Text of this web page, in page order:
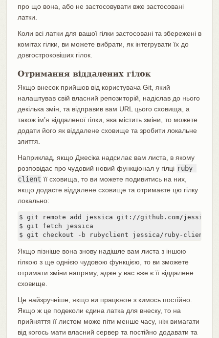
про що вона, або не застосовувати вже застосовані
латки.
Коли всі латки для вашої гілки застосовані та збережені в
комітах гілки, ви можете вибрати, як інтегрувати їх до
довгостроковіших гілок.
Отримання віддалених гілок
Якщо внесок прийшов від користувача Git, який
налаштував свій власний репозиторій, надіслав до нього
декілька змін, та відправив вам URL цього сховища, а
також ім’я віддаленої гілки, яка містить зміни, то можете
додати його як віддалене сховище та зробити локальне
злиття.
Наприклад, якщо Джесіка надсилає вам листа, в якому
розповідає про чудовий новий функціонал у гілці ruby-
client її сховища, то ви можете подивитись на них,
якщо додасте віддалене сховище та отримаєте цю гілку
локально:
$ git remote add jessica git://github.com/jessica/
$ git fetch jessica
$ git checkout -b rubyclient jessica/ruby-client
Якщо пізніше вона знову надішле вам листа з іншою
гілкою з ще однією чудовою функцією, то ви зможете
отримати зміни напряму, адже у вас вже є її віддалене
сховище.
Це найзручніше, якщо ви працюєте з кимось постійно.
Якщо ж це подеколи єдина латка для внеску, то на
прийняття її листом може піти менше часу, ніж вимагати
від когось мати власний сервер та постійно додавати та